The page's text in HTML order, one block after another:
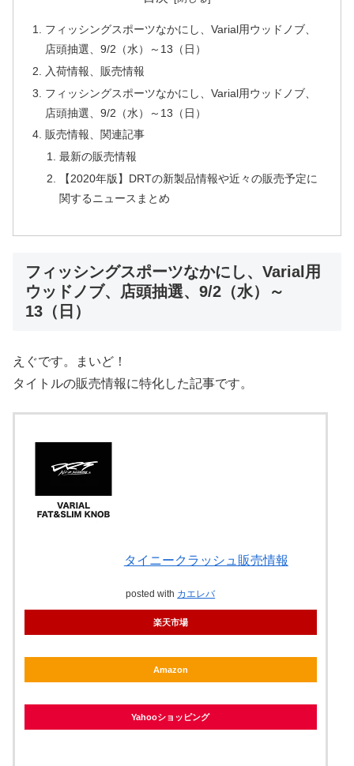
フィッシングスポーツなかにし、Varial用ウッドノブ、
店頭抽選、9/2（水）～13（日）
入荷情報、販売情報
フィッシングスポーツなかにし、Varial用ウッドノブ、
店頭抽選、9/2（水）～13（日）
販売情報、関連記事
最新の販売情報
【2020年版】DRTの新製品情報や近々の販売予定に
関するニュースまとめ
フィッシングスポーツなかにし、Varial用
ウッドノブ、店頭抽選、9/2（水）～
13（日）
えぐです。まいど！
タイトルの販売情報に特化した記事です。
タイニークラッシュ販売情報
posted with カエレバ
楽天市場
Amazon
Yahooショッピング